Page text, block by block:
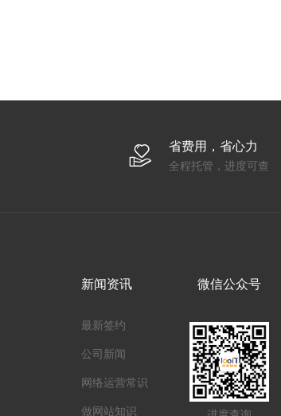
省费用，省心力
全程托管，进度可查
新闻资讯
最新签约
公司新闻
网络运营常识
做网站知识
微信公众号